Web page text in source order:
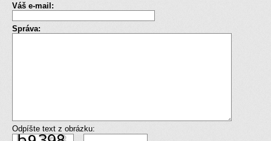
Váš e-mail:
Správa:
Odpíšte text z obrázku: